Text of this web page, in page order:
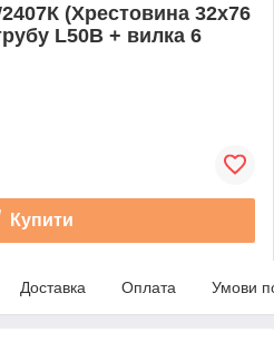
(Хрестовина 32х76
L50В + вилка 6
Купити
Доставка Оплата Умови